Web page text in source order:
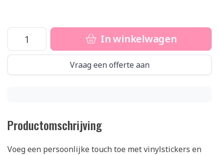
In winkelwagen
Vraag een offerte aan
Productomschrijving
Voeg een persoonlijke touch toe met vinylstickers en